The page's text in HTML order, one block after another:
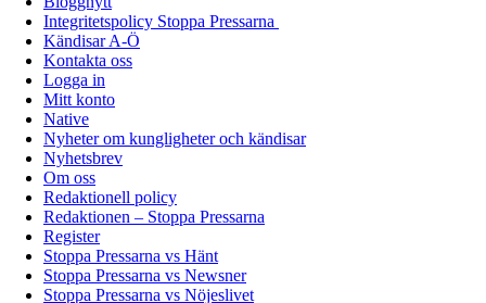
Integritetspolicy Stoppa Pressarna
Kändisar A-Ö
Kontakta oss
Logga in
Mitt konto
Native
Nyheter om kungligheter och kändisar
Nyhetsbrev
Om oss
Redaktionell policy
Redaktionen – Stoppa Pressarna
Register
Stoppa Pressarna vs Hänt
Stoppa Pressarna vs Newsner
Stoppa Pressarna vs Nöjeslivet